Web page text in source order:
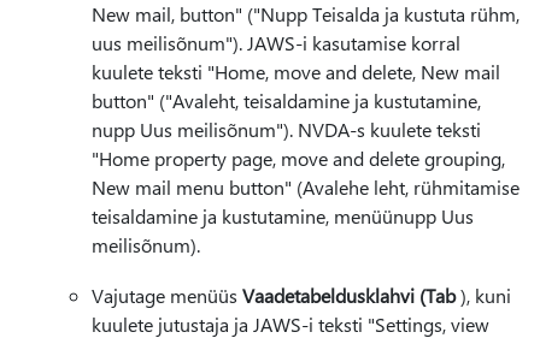
New mail, button" ("Nupp Teisalda ja kustuta rühm,
uus meilisõnum"). JAWS-i kasutamise korral
kuulete teksti "Home, move and delete, New mail
button" ("Avaleht, teisaldamine ja kustutamine,
nupp Uus meilisõnum"). NVDA-s kuulete teksti
"Home property page, move and delete grouping,
New mail menu button" (Avalehe leht, rühmitamise
teisaldamine ja kustutamine, menüünupp Uus
meilisõnum).
Vajutage menüüs Vaadetabeldusklahvi (Tab), kuni
kuulete jutustaja ja JAWS-i teksti "Settings, view